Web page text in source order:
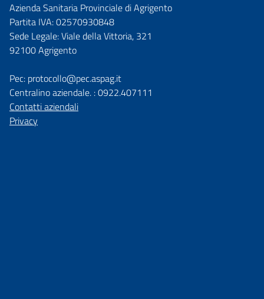
Azienda Sanitaria Provinciale di Agrigento
Partita IVA: 02570930848
Sede Legale: Viale della Vittoria, 321
92100 Agrigento
Pec: protocollo@pec.aspag.it
Centralino aziendale. : 0922.407111
Contatti aziendali
Privacy